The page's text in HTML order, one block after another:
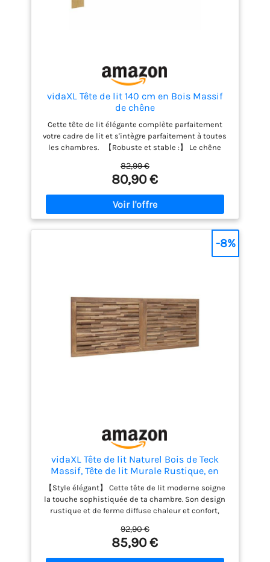
vidaXL Tête de lit 140 cm en Bois Massif
de chêne
Cette tête de lit élégante complète parfaitement
votre cadre de lit et s'intègre parfaitement à toutes
les chambres. 【Robuste et stable :】 Le chêne
durabilité et son beau veinage, ce qui en fait un
meuble idéal pour une utilisation durable. Sa
résistance naturelle aux insectes et aux
champignons garantit que les meubles en chêne
restent esthétiques et fonctionnels pendant des
années. 【Excellent maintien :】 La tête de lit offre
asseyez pour lire ou regarder la télévision. 【Pieds
3 x 79 cm (L x l x H);Largeur de matelas adaptée : 140
cm
82,99 €
80,90 €
vidaXL Tête de lit Naturel Bois de Teck
Massif, Tête de lit Murale Rustique, en
Teck, Design rectangulaire, pour Une
Chambre Tendance et Gain de Place
【Style élégant】 Cette tête de lit moderne soigne
la touche sophistiquée de ta chambre. Son design
rustique et de ferme diffuse chaleur et confort,
naturelle et la texture agréable se marient bien
avec divers styles, offrant un arrière-plan cosy et
accueillant pour la détente. C'est un incontournable
92,90 €
85,90 €
-8%